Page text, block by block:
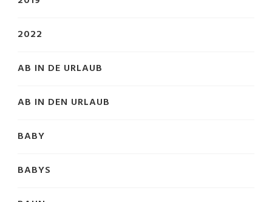
2022
AB IN DE URLAUB
AB IN DEN URLAUB
BABY
BABYS